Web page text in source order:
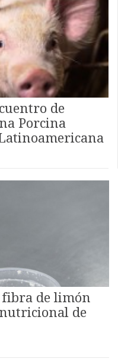
de
Porcina
fibra de limón
de